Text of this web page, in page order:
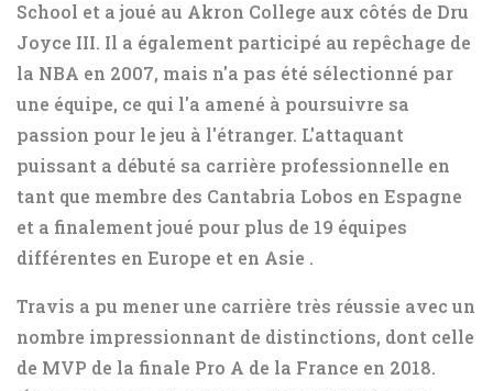
School et a joué au Akron College aux côtés de Dru
Joyce III. Il a également participé au repêchage de
la NBA en 2007, mais n'a pas été sélectionné par
une équipe, ce qui l'a amené à poursuivre sa
passion pour le jeu à l'étranger. L'attaquant
puissant a débuté sa carrière professionnelle en
tant que membre des Cantabria Lobos en Espagne
et a finalement joué pour plus de 19 équipes
différentes en Europe et en Asie .
Travis a pu mener une carrière très réussie avec un
nombre impressionnant de distinctions, dont celle
de MVP de la finale Pro A de la France en 2018.